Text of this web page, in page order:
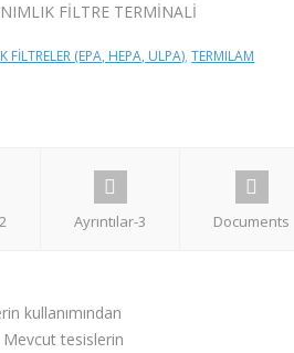
FİLTRE TERMİNALİ
FİLTRELER (EPA, HEPA, ULPA),TERMILAM
Ayrıntılar-3 Documents
kullanımından
Mevcut tesislerin